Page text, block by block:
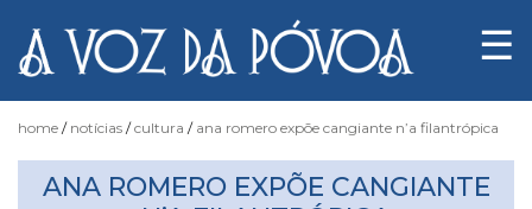
Notícias
☰
home notícias cultura ana romero expõe cangiante n’a filantrópica
ANA ROMERO EXPÕE CANGIANTE